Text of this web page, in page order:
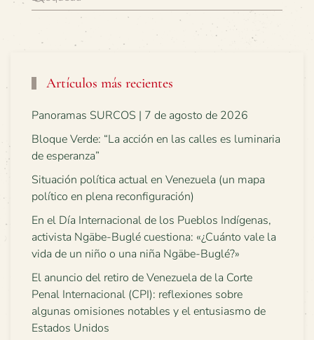
Artículos más recientes
Panoramas SURCOS | 7 de agosto de 2026
Bloque Verde: “La acción en las calles es luminaria
de esperanza”
Situación política actual en Venezuela (un mapa
político en plena reconfiguración)
En el Día Internacional de los Pueblos Indígenas,
activista Ngäbe-Buglé cuestiona: «¿Cuánto vale la
vida de un niño o una niña Ngäbe-Buglé?»
El anuncio del retiro de Venezuela de la Corte
Penal Internacional (CPI): reflexiones sobre
algunas omisiones notables y el entusiasmo de
Estados Unidos